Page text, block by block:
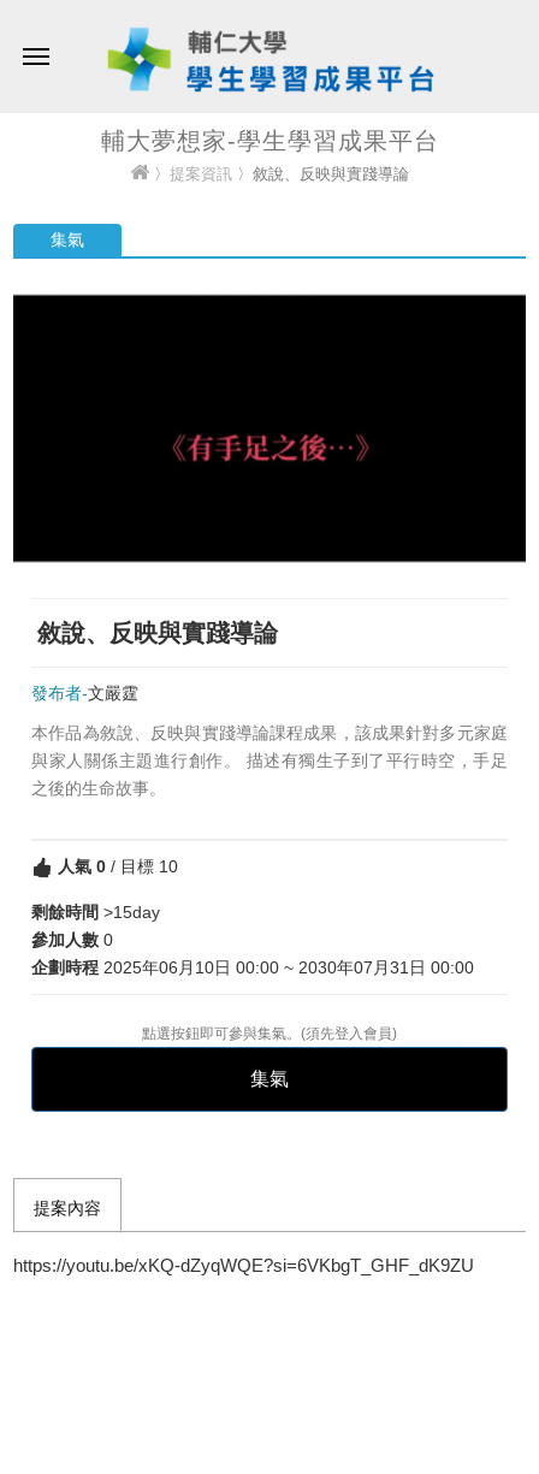
輔大夢想家-學生學習成果平台
〉 提案資訊 〉敘說、反映與實踐導論
集氣
敘說、反映與實踐導論
發布者-文嚴霆
本作品為敘說、反映與實踐導論課程成果，該成果針對多元家庭
與家人關係主題進行創作。 描述有獨生子到了平行時空，手足
之後的生命故事。
人氣0 / 目標 10
剩餘時間 >15day
參加人數 0
企劃時程 2025年06月10日 00:00 ~ 2030年07月31日 00:00
點選按鈕即可參與集氣。(須先登入會員)
集氣
提案內容
https://youtu.be/xKQ-dZyqWQE?si=6VKbgT_GHF_dK9ZU